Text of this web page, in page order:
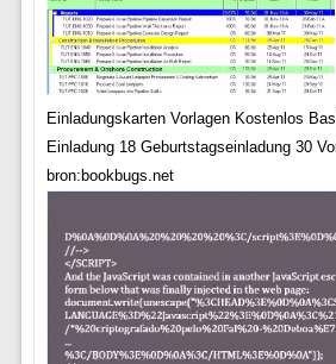
Einladungskarten Vorlagen Kostenlos
Einladung 18 Geburtstagseinladung 30
bron:bookbugs.net